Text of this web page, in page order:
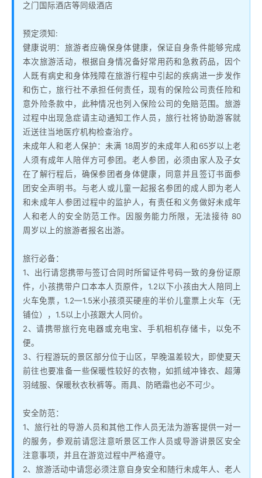
之门国际酒店等同级酒店
预定须知:
健康说明：旅游者应确保身体健康，保证自身条件能够完成
本次旅游活动，根据自身情况备好常用药和急救药品，因个
人既有病史和身体残障在旅游行程中引起的疾病进一步发作
和伤亡，旅行社不承担任何责任，现有的保险公司责任险和
意外险条款中，此种情况也列入保险公司的免赔范围。旅游
过程中出现急症请主动通知工作人员，旅行社将协助游客就
近送往当地医疗机构检查治疗。
未成年人和老人保护：未满 18周岁的未成年人和65岁以上老
人须有成年人陪伴方可参团。老人参团，必须由家人及子女
在了解行程后，确保参团者身体健康，同意并且签订书面参
团安全声明书。与老人或儿童一起报名参团的成人即为老人
和未成年人参团过程中的监护人，有责任和义务做好未成年
人和老人的安全防范工作。因服务能力所限，无法接待 80
周岁以上的旅游者报名出游。
旅行必备：
1、出行请您携带与签订合同时所留证件号码一致的身份证原
件，小孩携带户口本本人页原件，1.2以下小孩由大人陪同上
火车免票，1.2—1.5米小孩须买硬座的半价儿童票上火车（无
铺位），1.5以上小孩跟大人同价。
2、请携带旅行充电器或充电宝、手机相机存储卡，以免不
便。
3、行程游玩的景区部分位于山区，早晚温差较大，即使夏天
前往也要准备一些保暖性较好的衣物，如抓绒冲锋衣、超薄
羽绒服、保暖秋衣秋裤等。雨具、防晒霜也必不可少。
安全防范：
1、旅行社的导游人员和其他工作人员无法为游客提供一对一
的服务，参观前请您注意听景区工作人员或导游讲景区安全
注意事项，并且在游览过程中严格遵守。
2、旅游活动中请您必须注意自身安全和随行未成年人、老人